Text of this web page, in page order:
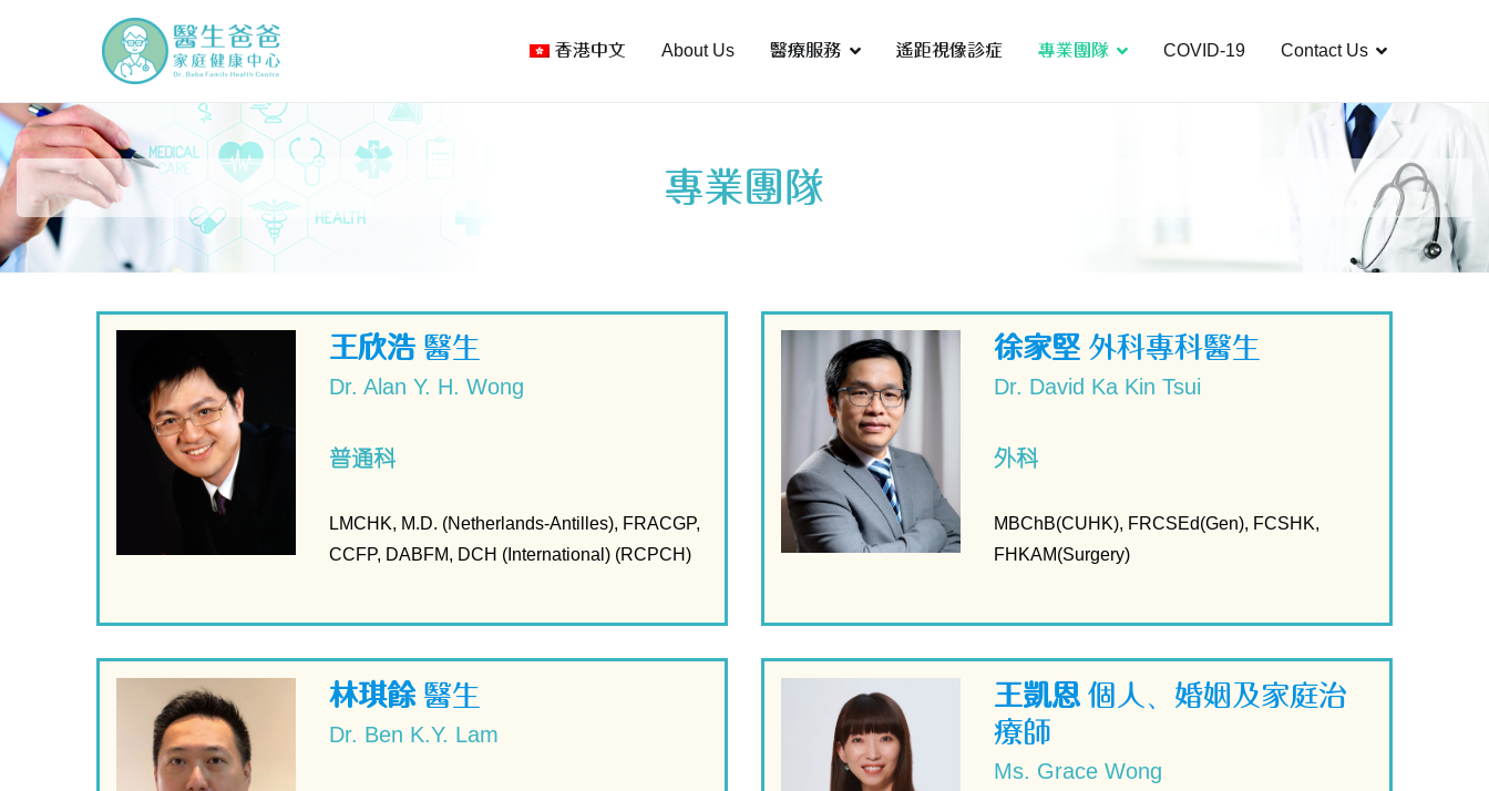
香港中文 About Us 醫療服務 遙距視像診症 專業團隊 COVID-19 Contact Us
專業團隊
王欣浩醫生
Dr. Alan Y. H. Wong
普通科
LMCHK, M.D. (Netherlands-Antilles), FRACGP,
CCFP, DABFM, DCH (International) (RCPCH)
徐家堅外科專科醫生
Dr. David Ka Kin Tsui
外科
MBChB(CUHK), FRCSEd(Gen), FCSHK,
FHKAM(Surgery)
林琪餘醫生
Dr. Ben K.Y. Lam
王凱恩個人、婚姻及家庭治
療師
Ms. Grace Wong